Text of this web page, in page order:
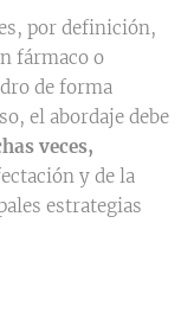
por definición,
fármaco o
de forma
el abordaje debe
veces,
y de la
estrategias